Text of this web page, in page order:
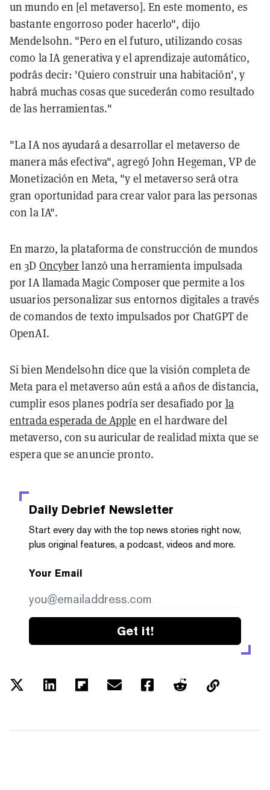
un mundo en [el metaverso]. En este momento, es
bastante engorroso poder hacerlo", dijo
Mendelsohn. "Pero en el futuro, utilizando cosas
como la IA generativa y el aprendizaje automático,
podrás decir: 'Quiero construir una habitación', y
habrá muchas cosas que sucederán como resultado
de las herramientas."
"La IA nos ayudará a desarrollar el metaverso de
manera más efectiva", agregó John Hegeman, VP de
Monetización en Meta, "y el metaverso será otra
gran oportunidad para crear valor para las personas
con la IA".
En marzo, la plataforma de construcción de mundos
en 3D Oncyberlanzó una herramienta impulsada
por IA llamada Magic Composer que permite a los
usuarios personalizar sus entornos digitales a través
de comandos de texto impulsados por ChatGPT de
OpenAI.
Si bien Mendelsohn dice que la visión completa de
Meta para el metaverso aún está a años de distancia,
cumplir esos planes podría ser desafiado por la
entrada esperada de Apple en el hardware del
metaverso, con su auricular de realidad mixta que se
espera que se anuncie pronto.
Daily Debrief Newsletter
Start every day with the top news stories right now,
plus original features, a podcast, videos and more.
Your Email
Get it!